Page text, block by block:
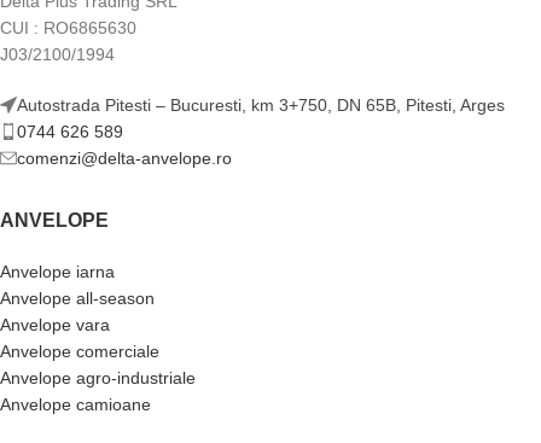
CUI : RO6865630
J03/2100/1994
Autostrada Pitesti – Bucuresti, km 3+750, DN 65B, Pitesti, Arges
0744 626 589
comenzi@delta-anvelope.ro
ANVELOPE
Anvelope iarna
Anvelope all-season
Anvelope vara
Anvelope comerciale
Anvelope agro-industriale
Anvelope camioane